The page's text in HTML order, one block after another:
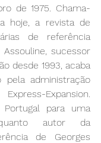
de 1975. Chama-
hoje, a revista de
de referência
sucessor
desde 1993, acaba
pela administração
Expansion.
para uma
autor da
de Georges